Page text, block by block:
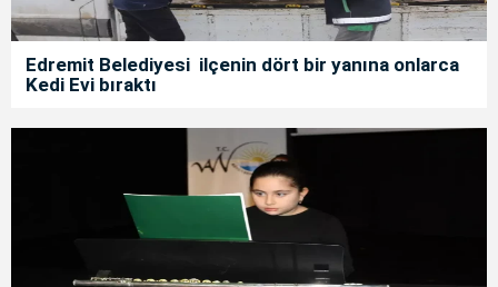
Edremit Belediyesi ilçenin dört bir yanına onlarca
Kedi Evi bıraktı